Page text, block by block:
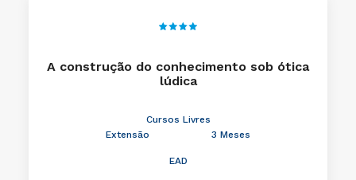
A construção do conhecimento sob ótica
lúdica
Cursos Livres
Extensão
3 Meses
EAD